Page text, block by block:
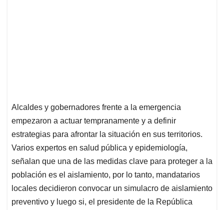
Alcaldes y gobernadores frente a la emergencia
empezaron a actuar tempranamente y a definir
estrategias para afrontar la situación en sus territorios.
Varios expertos en salud pública y epidemiología,
señalan que una de las medidas clave para proteger a la
población es el aislamiento, por lo tanto, mandatarios
locales decidieron convocar un simulacro de aislamiento
preventivo y luego si, el presidente de la República